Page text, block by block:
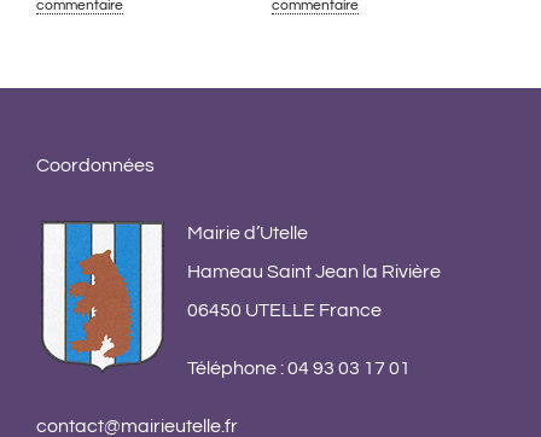
commentaire
commentaire
Coordonnées
Mairie d’Utelle
Hameau Saint Jean la Rivière
06450 UTELLE France
Téléphone : 04 93 03 17 01
contact@mairieutelle.fr